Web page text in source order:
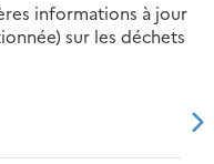
informations à jour
sur les déchets